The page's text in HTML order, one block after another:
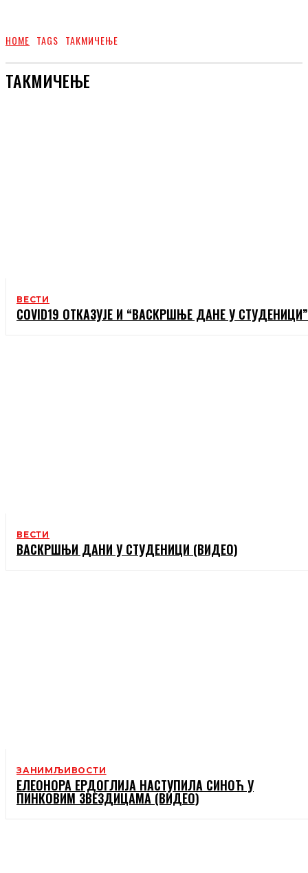
HOME TAGS ТАКМИЧЕЊЕ
ТАКМИЧЕЊЕ
ВЕСТИ
COVID19 ОТКАЗУЈЕ И “ВАСКРШЊЕ ДАНЕ У СТУДЕНИЦИ”
ВЕСТИ
ВАСКРШЊИ ДАНИ У СТУДЕНИЦИ (ВИДЕО)
ЗАНИМЉИВОСТИ
ЕЛЕОНОРА ЕРДОГЛИЈА НАСТУПИЛА СИНОЋ У
ПИНКОВИМ ЗВЕЗДИЦАМА (ВИДЕО)